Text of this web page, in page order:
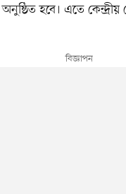
হবে। এতে কেন্দ্রীয়